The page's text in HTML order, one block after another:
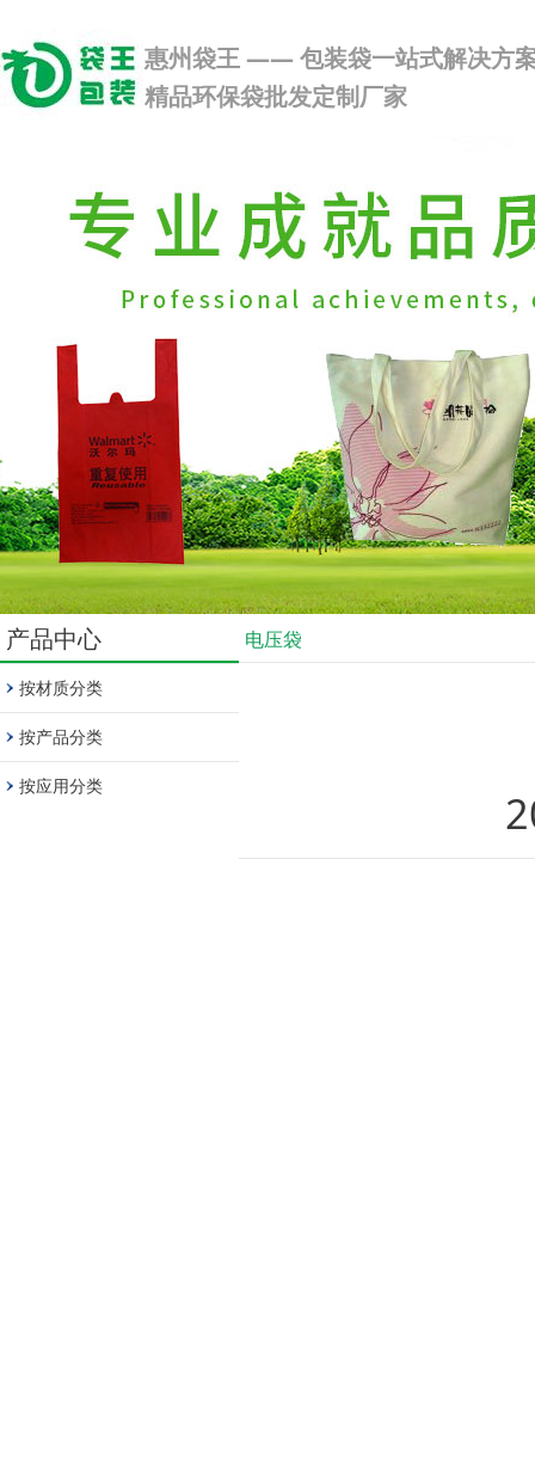
惠州袋王 —— 包装袋一站式解决方
精品环保袋批发定制厂家
产品中心
按材质分类
按产品分类
按应用分类
电压袋